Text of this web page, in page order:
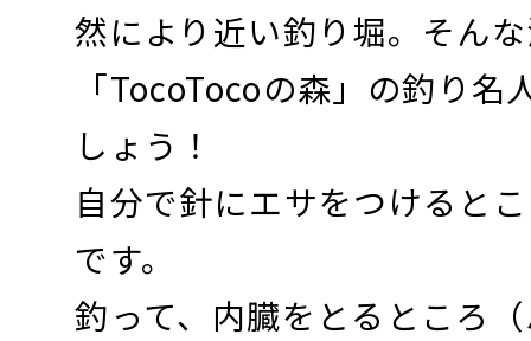
然により近い釣り堀。そん
「TocoTocoの森」の釣り名
しょう！
自分で針にエサをつけると
です。
釣って、内臓をとるところ